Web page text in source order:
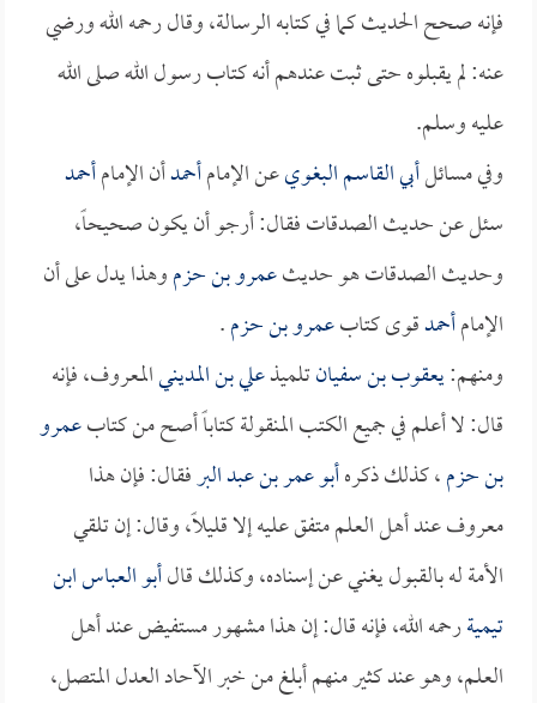
فإنه صحح الحديث كما في كتابه الرسالة، وقال رحمه الله ورضي
عنه: لم يقبلوه حتى ثبت عندهم أنه كتاب رسول الله صلى الله
عليه وسلم.
وفي مسائلأبي القاسم البغويعن الإمامأحمدأن الإمامأحمد
سئل عن حديث الصدقات فقال: أرجو أن يكون صحيحاً،
وحديث الصدقات هو حديثعمرو بن حزموهذا يدل على أن
الإمامأحمدقوى كتابعمرو بن حزم.
ومنهم:يعقوب بن سفيانتلميذعلي بن المدينيالمعروف، فإنه
قال: لا أعلم في جميع الكتب المنقولة كتاباً أصح من كتابعمرو
بن حزم، كذلك ذكرهأبو عمر بن عبد البرفقال: فإن هذا
معروف عند أهل العلم متفق عليه إلا قليلاً، وقال: إن تلقي
الأمة له بالقبول يغني عن إسناده، وكذلك قالأبو العباس ابن
تيميةرحمه الله، فإنه قال: إن هذا مشهور مستفيض عند أهل
العلم، وهو عند كثير منهم أبلغ من خبر الآحاد العدل المتصل،